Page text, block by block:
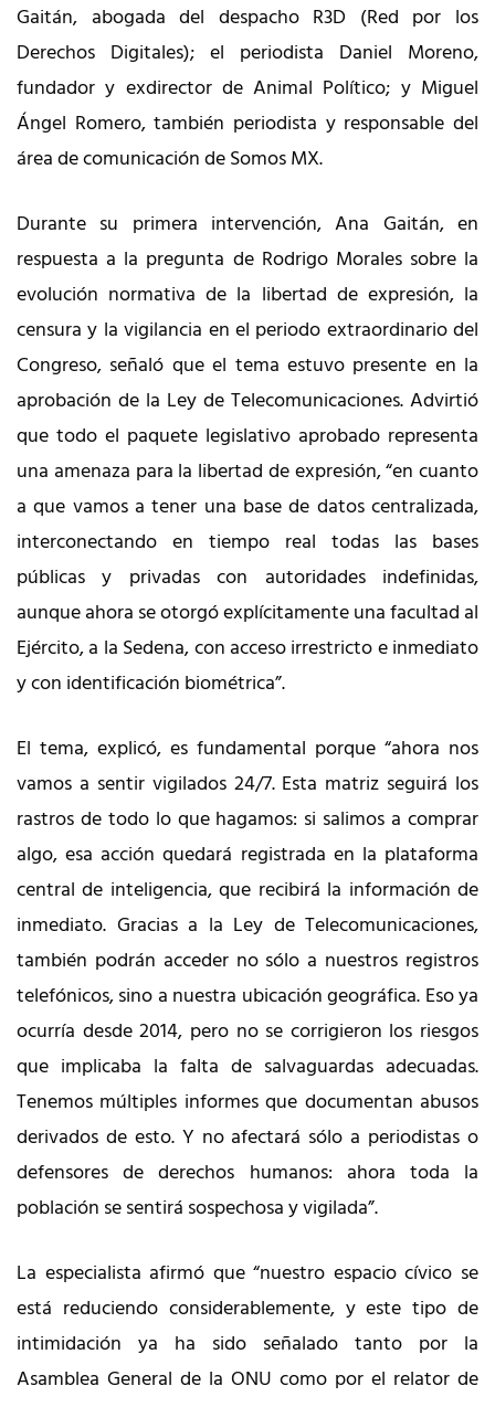
Gaitán, abogada del despacho R3D (Red por los
Derechos Digitales); el periodista Daniel Moreno,
fundador y exdirector de Animal Político; y Miguel
Ángel Romero, también periodista y responsable del
área de comunicación de Somos MX.
Durante su primera intervención, Ana Gaitán, en
respuesta a la pregunta de Rodrigo Morales sobre la
evolución normativa de la libertad de expresión, la
censura y la vigilancia en el periodo extraordinario del
Congreso, señaló que el tema estuvo presente en la
aprobación de la Ley de Telecomunicaciones. Advirtió
que todo el paquete legislativo aprobado representa
una amenaza para la libertad de expresión, “en cuanto
a que vamos a tener una base de datos centralizada,
interconectando en tiempo real todas las bases
públicas y privadas con autoridades indefinidas,
aunque ahora se otorgó explícitamente una facultad al
Ejército, a la Sedena, con acceso irrestricto e inmediato
y con identificación biométrica”.
El tema, explicó, es fundamental porque “ahora nos
vamos a sentir vigilados 24/7. Esta matriz seguirá los
rastros de todo lo que hagamos: si salimos a comprar
algo, esa acción quedará registrada en la plataforma
central de inteligencia, que recibirá la información de
inmediato. Gracias a la Ley de Telecomunicaciones,
también podrán acceder no sólo a nuestros registros
telefónicos, sino a nuestra ubicación geográfica. Eso ya
ocurría desde 2014, pero no se corrigieron los riesgos
que implicaba la falta de salvaguardas adecuadas.
Tenemos múltiples informes que documentan abusos
derivados de esto. Y no afectará sólo a periodistas o
defensores de derechos humanos: ahora toda la
población se sentirá sospechosa y vigilada”.
La especialista afirmó que “nuestro espacio cívico se
está reduciendo considerablemente, y este tipo de
intimidación ya ha sido señalado tanto por la
Asamblea General de la ONU como por el relator de